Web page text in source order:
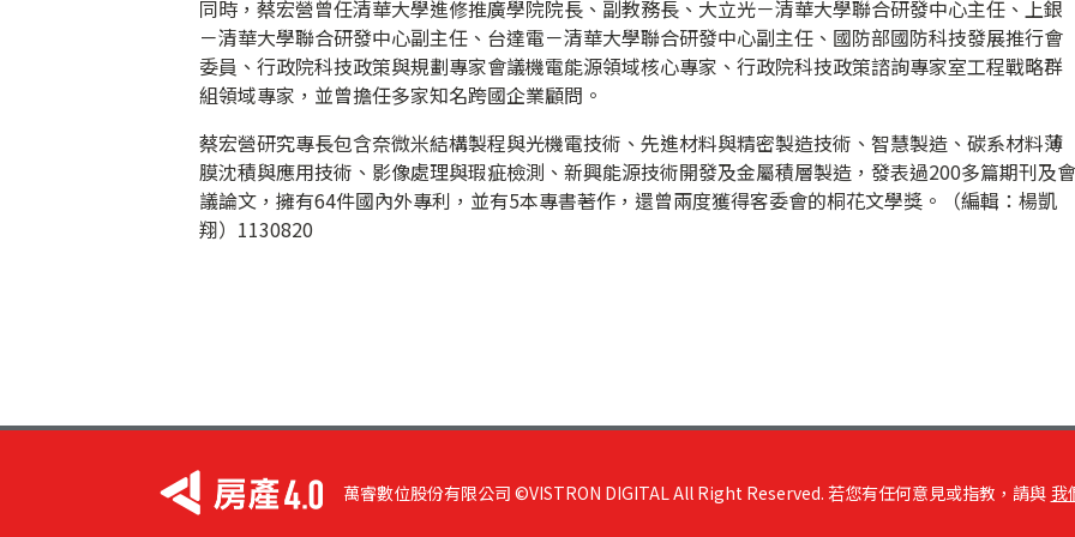
同時，蔡宏營曾任清華大學進修推廣學院院長、副教務長、大立光－清華大學聯合研發中心主任、上銀
－清華大學聯合研發中心副主任、台達電－清華大學聯合研發中心副主任、國防部國防科技發展推行會
委員、行政院科技政策與規劃專家會議機電能源領域核心專家、行政院科技政策諮詢專家室工程戰略群
組領域專家，並曾擔任多家知名跨國企業顧問。
蔡宏營研究專長包含奈微米結構製程與光機電技術、先進材料與精密製造技術、智慧製造、碳系材料薄
膜沈積與應用技術、影像處理與瑕疵檢測、新興能源技術開發及金屬積層製造，發表過200多篇期刊及會
議論文，擁有64件國內外專利，並有5本專書著作，還曾兩度獲得客委會的桐花文學獎。（編輯：楊凱
翔）1130820
萬睿數位股份有限公司 ©VISTRON DIGITAL All Right Reserved. 若您有任何意見或指教，請與 我